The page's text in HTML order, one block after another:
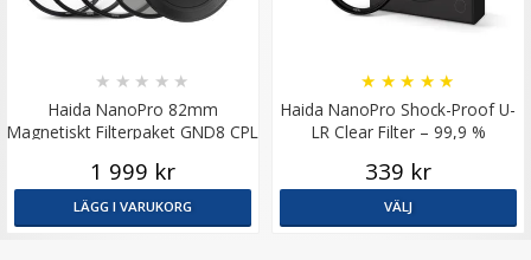
Haida NanoPro 82mm
Magnetiskt Filterpaket GND8 CPL
★ ★ ★ ★ ★
1 999 kr
LÄGG I VARUKORG
Haida NanoPro Shock-Proof U-
LR Clear Filter – 99,9 %
★ ★ ★ ★ ★
339 kr
VÄLJ